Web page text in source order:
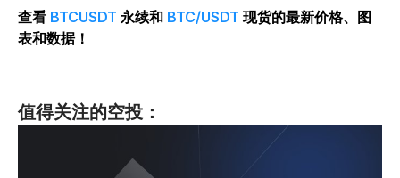
查看 BTCUSDT 永续和 BTC/USDT 现货的最新价格、图
表和数据！
值得关注的空投：